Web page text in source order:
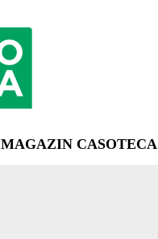
MAGAZIN CASOTECA